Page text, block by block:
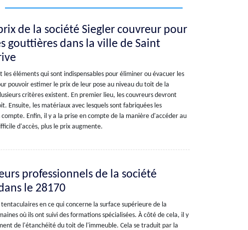
de la société Siegler couvreur pour
gouttières dans la ville de Saint
les éléments qui sont indispensables pour éliminer ou évacuer les
pouvoir estimer le prix de leur pose au niveau du toit de la
critères existent. En premier lieu, les couvreurs devront
Ensuite, les matériaux avec lesquels sont fabriquées les
Enfin, il y a la prise en compte de la manière d'accéder au
d'accès, plus le prix augmente.
professionnels de la société
le 28170
en ce qui concerne la surface supérieure de la
où ils ont suivi des formations spécialisées. À côté de cela, il y
de l'étanchéité du toit de l'immeuble. Cela se traduit par la